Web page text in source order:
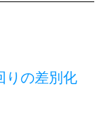
の差別化